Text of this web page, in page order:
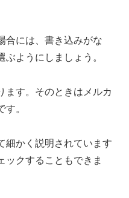
合には、書き込みがな
ぶようにしましょう。
ます。そのときはメルカ
。
細かく説明されています
ックすることもできま